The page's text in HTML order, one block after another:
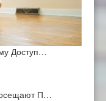
Доступ…
П…